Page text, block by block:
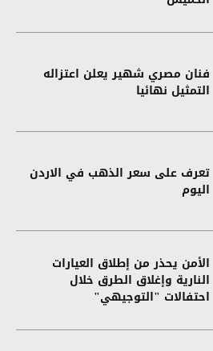
فنان مصري شهير يعلن اعتزاله
التمثيل نهائيا
تعرف على سعر الذهب في الاردن
اليوم
الأمن يحذر من إطلاق العيارات
النارية وإغلاق الطرق خلال
احتفالات "التوجيهي"